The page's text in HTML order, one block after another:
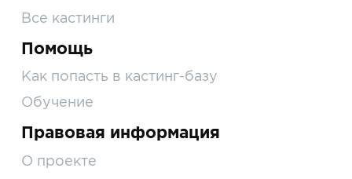
Все кастинги
Помощь
Как попасть в кастинг-базу
Обучение
Правовая информация
О проекте